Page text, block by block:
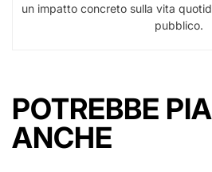
un impatto concreto sulla vita
pubblico.
POTREBBE
ANCHE